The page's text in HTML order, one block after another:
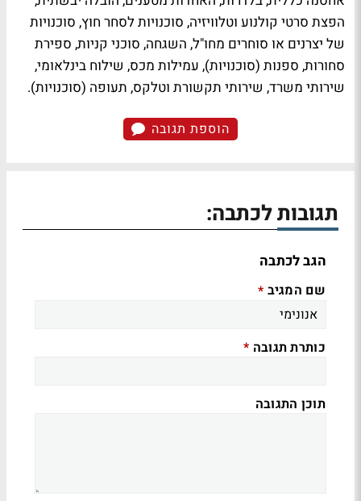
הפצת סרטי קולנוע וטלוויזיה, סוכנויות לסחר חוץ, סוכנויות
של יצרנים או סוחרים מחו"ל, השגחה, סוכני קניות, ספירת
סחורות, ספנות (סוכנויות), עמילות מכס, שילוח בינלאומי,
שירותי משרד, שירותי תקשורת וטלקס, תעופה (סוכנויות).
הוספת תגובה
תגובות לכתבה:
הגב לכתבה
שם המגיב *
כותרת תגובה *
תוכן התגובה